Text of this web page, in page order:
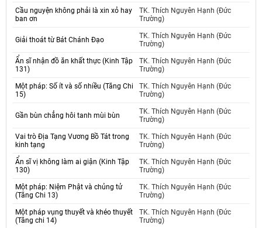
Cầu nguyện không phải là xin xỏ hay
ban ơn
TK. Thích Nguyên Hạnh (Đức
Trường)
Giải thoát từ Bát Chánh Đạo
TK. Thích Nguyên Hạnh (Đức
Trường)
Ẩn sĩ nhận đồ ăn khất thực (Kinh Tập
131)
TK. Thích Nguyên Hạnh (Đức
Trường)
Một pháp: Số ít và số nhiều (Tăng Chi
15)
TK. Thích Nguyên Hạnh (Đức
Trường)
Gần bùn chẳng hôi tanh mùi bùn
TK. Thích Nguyên Hạnh (Đức
Trường)
Vai trò Địa Tạng Vương Bồ Tát trong
kinh tạng
TK. Thích Nguyên Hạnh (Đức
Trường)
Ẩn sĩ vị không làm ai giận (Kinh Tập
130)
TK. Thích Nguyên Hạnh (Đức
Trường)
Một pháp: Niệm Phật và chủng tử
(Tăng Chi 13)
TK. Thích Nguyên Hạnh (Đức
Trường)
Một pháp vụng thuyết và khéo thuyết
(Tăng chi 14)
TK. Thích Nguyên Hạnh (Đức
Trường)